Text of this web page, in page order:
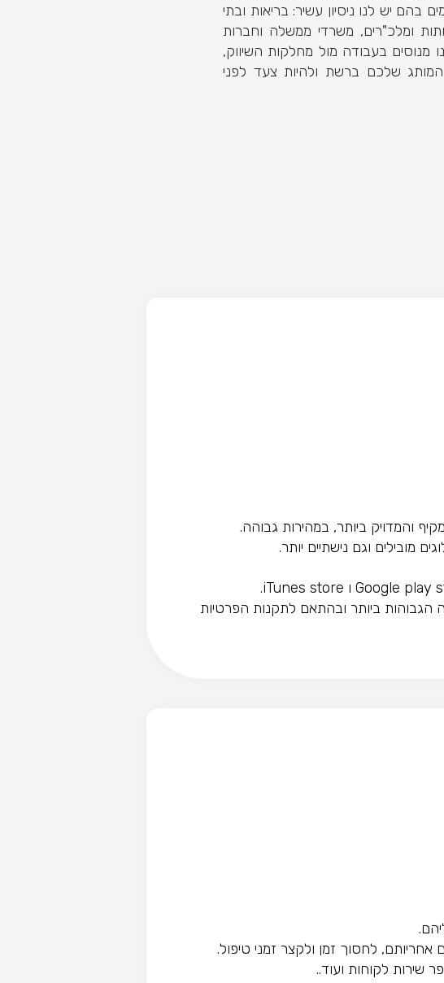
יש לנו ניסיון עשיר: בריאות ובתי
ומלכ"רים, משרדי ממשלה וחברות
מנוסים בעבודה מול מחלקות השיווק,
שלכם ברשת ולהיות צעד לפני
האבטחה הגבוהות ביותר ובהתאם לתקנות הפרטיות
לחסוך זמן ולקצר זמני טיפול.
שירות לקוחות ועוד..